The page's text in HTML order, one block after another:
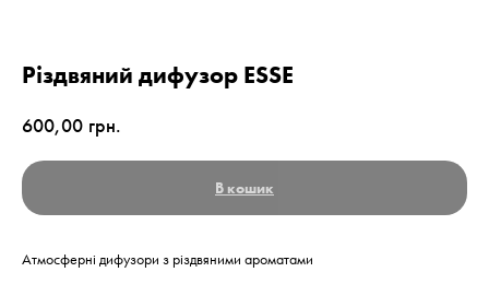
Різдвяний дифузор ESSE
600,00 грн.
В кошик
Атмосферні дифузори з різдвяними ароматами